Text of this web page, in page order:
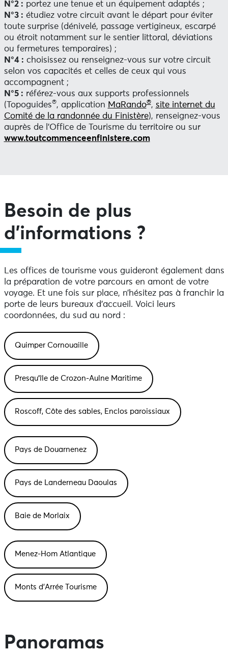
N°2 : portez une tenue et un équipement adaptés ;
N°3 : étudiez votre circuit avant le départ pour éviter
toute surprise (dénivelé, passage vertigineux, escarpé
ou étroit notamment sur le sentier littoral, déviations
ou fermetures temporaires) ;
N°4 : choisissez ou renseignez-vous sur votre circuit
selon vos capacités et celles de ceux qui vous
accompagnent ;
N°5 : référez-vous aux supports professionnels
(Topoguides®, application MaRando®, site internet du
Comité de la randonnée du Finistère), renseignez-vous
auprès de l’Office de Tourisme du territoire ou sur
www.toutcommenceenfinistere.com
Besoin de plus
d’informations ?
Les offices de tourisme vous guideront également dans
la préparation de votre parcours en amont de votre
voyage. Et une fois sur place, n’hésitez pas à franchir la
porte de leurs bureaux d’accueil. Voici leurs
coordonnées, du sud au nord :
Quimper Cornouaille
Presqu’île de Crozon-Aulne Maritime
Roscoff, Côte des sables, Enclos paroissiaux
Pays de Douarnenez
Pays de Landerneau Daoulas
Baie de Morlaix
Menez-Hom Atlantique
Monts d’Arrée Tourisme
Panoramas